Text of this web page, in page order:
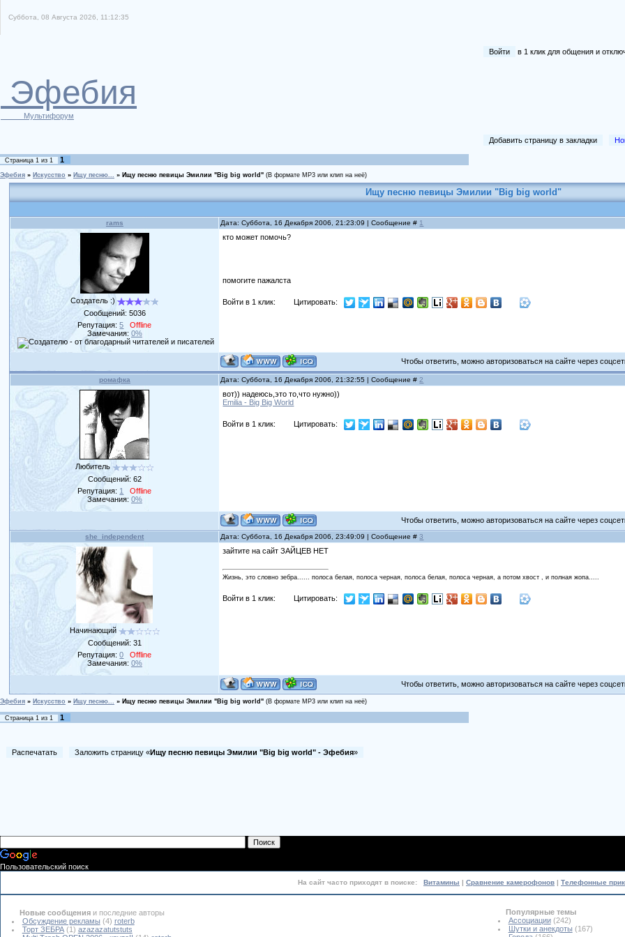
Суббота, 08 Августа 2026, 11:12:35
Войти в 1 клик для общения и
Эфебия
Мультифорум
Добавить страницу в закладки
Страница 1 из 1 1
Эфебия » Искусство » Ищу песню... » Ищу песню певицы Эмилии "Big big world" (В формате MP3 или клип на неё)
Ищу песню певицы Эмилии "Big big world"
rams Дата: Суббота, 16 Декабря 2006, 21:23:09 | Сообщение # 1
Создатель :)
Сообщений: 5036
Репутация:5
Offline
Замечания: 0%
кто может помочь?
помогите пажалста
Войти в 1 клик: Цитировать:
Чтобы ответить, можно авторизоваться на сайте через
ромафка Дата: Суббота, 16 Декабря 2006, 21:32:55 | Сообщение # 2
Любитель
Сообщений: 62
Репутация: 1
Offline
Замечания: 0%
вот)) надеюсь,это то,что нужно))
Emilia - Big Big World
Войти в 1 клик: Цитировать:
Чтобы ответить, можно авторизоваться на сайте через
she_independent Дата: Суббота, 16 Декабря 2006, 23:49:09 | Сообщение #3
Начинающий
Сообщений: 31
Репутация:0
Offline
Замечания: 0%
зайтите на сайт ЗАЙЦЕВ НЕТ
Жизнь, это словно зебра...... полоса белая, полоса черная, полоса белая, полоса черная, а потом хвост , и полная жопа.....
Войти в 1 клик: Цитировать:
Чтобы ответить, можно авторизоваться на сайте через
Эфебия » Искусство » Ищу песню... » Ищу песню певицы Эмилии "Big big world" (В формате MP3 или клип на неё)
Страница 1 из 1
1
Распечатать Заложить страницу «Ищу песню певицы Эмилии "Big big world" - Эфебия»
Пользовательский поиск
На сайт часто приходят в поиске: Витамины | Сравнение камерофонов | Телефонные
Новые сообщения и последние авторы
Обсуждение рекламы (4) roterb
Торт ЗЕБРА (1) azazazatutstuts
Популярные темы
Ассоциации(242)
Шутки и анекдоты (167)